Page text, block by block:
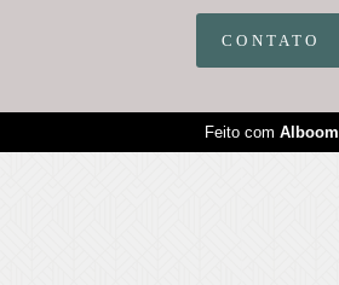
CONTATO
Feito com Alboom